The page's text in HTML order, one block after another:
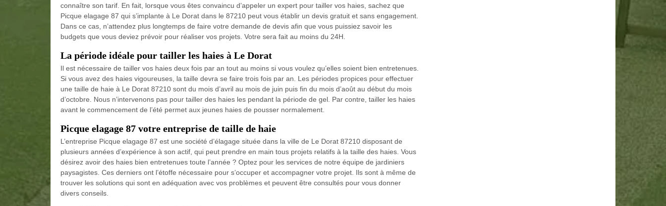
connaître son tarif. En fait, lorsque vous êtes convaincu d’appeler un expert pour tailler vos haies, sachez que
Picque elagage 87 qui s’implante à Le Dorat dans le 87210 peut vous établir un devis gratuit et sans engagement.
Dans ce cas, n’attendez plus longtemps de faire votre demande de devis afin que vous puissiez savoir les
budgets que vous deviez prévoir pour réaliser vos projets. Votre sera fait au moins du 24H.
La période idéale pour tailler les haies à Le Dorat
Il est nécessaire de tailler vos haies deux fois par an tout au moins si vous voulez qu’elles soient bien entretenues.
Si vous avez des haies vigoureuses, la taille devra se faire trois fois par an. Les périodes propices pour effectuer
une taille de haie à Le Dorat 87210 sont du mois d’avril au mois de juin puis fin du mois d’août au début du mois
d’octobre. Nous n’intervenons pas pour tailler des haies les pendant la période de gel. Par contre, tailler les haies
avant le commencement de l’été permet aux jeunes haies de pousser normalement.
Picque elagage 87 votre entreprise de taille de haie
L’entreprise Picque elagage 87 est une société d’élagage située dans la ville de Le Dorat 87210 disposant de
plusieurs années d’expérience à son actif, qui peut prendre en main tous projets relatifs à la taille des haies. Vous
désirez avoir des haies bien entretenues toute l’année ? Optez pour les services de notre équipe de jardiniers
paysagistes. Ces derniers ont l’étoffe nécessaire pour s’occuper et accompagner votre projet. Ils sont à même de
trouver les solutions qui sont en adéquation avec vos problèmes et peuvent être consultés pour vous donner
divers conseils.